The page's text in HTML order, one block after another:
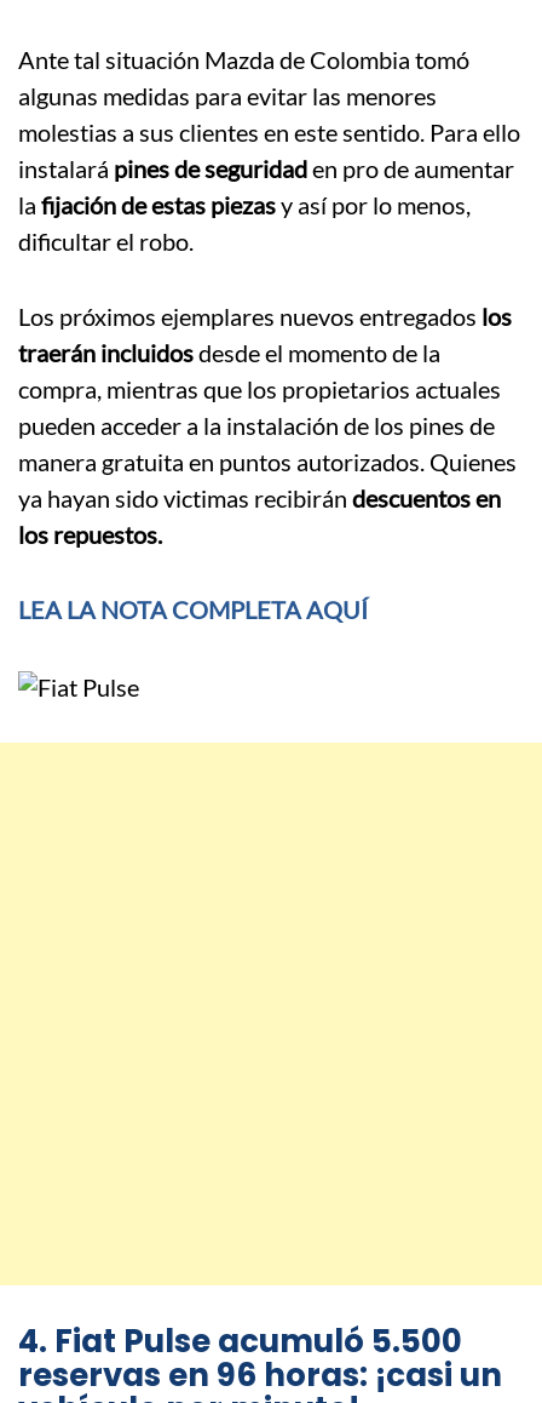
Ante tal situación Mazda de Colombia tomó
algunas medidas para evitar las menores
molestias a sus clientes en este sentido. Para ello
instalará pines de seguridaden pro de aumentar
la fijación de estas piezasy así por lo menos,
dificultar el robo.
Los próximos ejemplares nuevos entregados los
traerán incluidosdesde el momento de la
compra, mientras que los propietarios actuales
pueden acceder a la instalación de los pines de
manera gratuita en puntos autorizados. Quienes
ya hayan sido victimas recibirán descuentos en
los repuestos.
LEA LA NOTA COMPLETA AQUÍ
4. Fiat Pulse acumuló 5.500
reservas en 96 horas: ¡casi un